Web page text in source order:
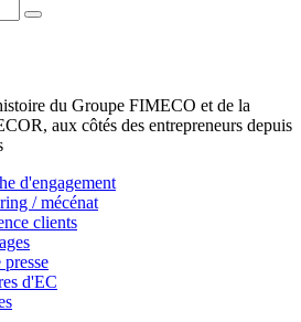
du Groupe FIMECO et de la
aux côtés des entrepreneurs depuis
d'engagement
/ mécénat
clients
d'EC